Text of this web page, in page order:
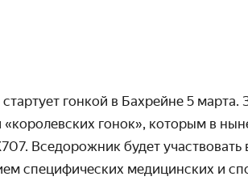
гонкой в Бахрейне 5
гонок», которым в
Вседорожник будет участвовать
специфических медицинских и